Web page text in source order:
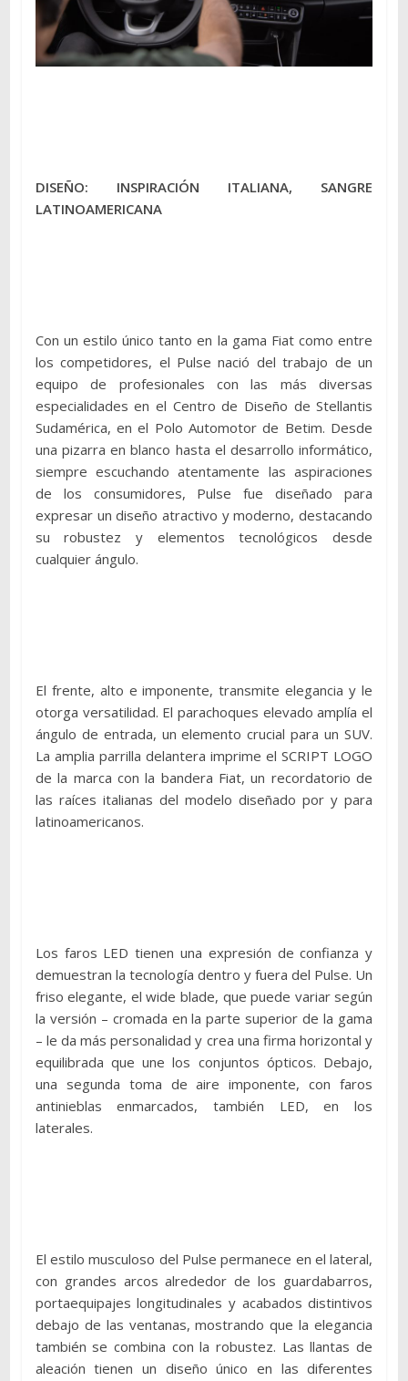
DISEÑO: INSPIRACIÓN ITALIANA, SANGRE
LATINOAMERICANA
Con un estilo único tanto en la gama Fiat como entre
los competidores, el Pulse nació del trabajo de un
equipo de profesionales con las más diversas
especialidades en el Centro de Diseño de Stellantis
Sudamérica, en el Polo Automotor de Betim. Desde
una pizarra en blanco hasta el desarrollo informático,
siempre escuchando atentamente las aspiraciones
de los consumidores, Pulse fue diseñado para
expresar un diseño atractivo y moderno, destacando
su robustez y elementos tecnológicos desde
cualquier ángulo.
El frente, alto e imponente, transmite elegancia y le
otorga versatilidad. El parachoques elevado amplía el
ángulo de entrada, un elemento crucial para un SUV.
La amplia parrilla delantera imprime el SCRIPT LOGO
de la marca con la bandera Fiat, un recordatorio de
las raíces italianas del modelo diseñado por y para
latinoamericanos.
Los faros LED tienen una expresión de confianza y
demuestran la tecnología dentro y fuera del Pulse. Un
friso elegante, el wide blade, que puede variar según
la versión – cromada en la parte superior de la gama
– le da más personalidad y crea una firma horizontal y
equilibrada que une los conjuntos ópticos. Debajo,
una segunda toma de aire imponente, con faros
antinieblas enmarcados, también LED, en los
laterales.
El estilo musculoso del Pulse permanece en el lateral,
con grandes arcos alrededor de los guardabarros,
portaequipajes longitudinales y acabados distintivos
debajo de las ventanas, mostrando que la elegancia
también se combina con la robustez. Las llantas de
aleación tienen un diseño único en las diferentes